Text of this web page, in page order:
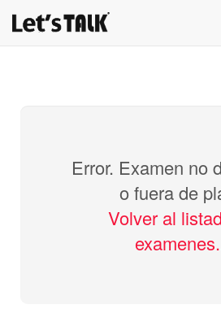
Error. Examen no
o fuera de
Volver al